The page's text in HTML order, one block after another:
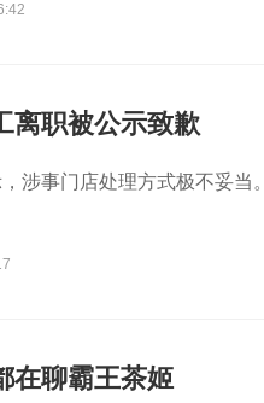
离职被公示致歉
涉事门店处理方式极不妥当。
在聊霸王茶姬